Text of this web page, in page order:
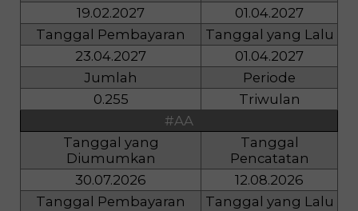
19.02.2027
01.04.2027
Tanggal Pembayaran
Tanggal yang Lalu
23.04.2027
01.04.2027
Jumlah
Periode
0.255
Triwulan
#AA
Tanggal yang
Diumumkan
Tanggal
Pencatatan
30.07.2026
12.08.2026
Tanggal Pembayaran
Tanggal yang Lalu